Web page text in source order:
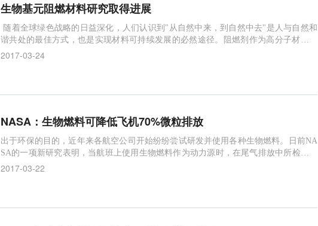
生物基元阻燃材料研究取得进展
随着全球绿色战略的日益深化，人们认识到"从自然中来，到自然中去"是人与自然和
谐共处的最佳方式，也是实现材料可持续发展的必然途径。阻燃剂作为高分子材料安
全使用的必要助剂也不例外，因此发展源于生物的阻
2017-03-24
NASA：生物燃料可降低飞机70%微粒排放
出于环保的目的，近年来各航空公司开始纷纷尝试研发并使用各种生物燃料。日前NA
SA的一项新研究表明，当航班上使用生物燃料作为动力源时，在尾气排放中所检测到
的微粒排放远少于化石燃料。这一结果证明，从环保角度而
2017-03-22